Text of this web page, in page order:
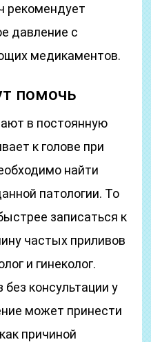
рекомендует
давление с
медикаментов.
помочь
в постоянную
к голове при
найти
патологии. То
записаться к
частых приливов
и гинеколог.
консультации у
может принести
причиной